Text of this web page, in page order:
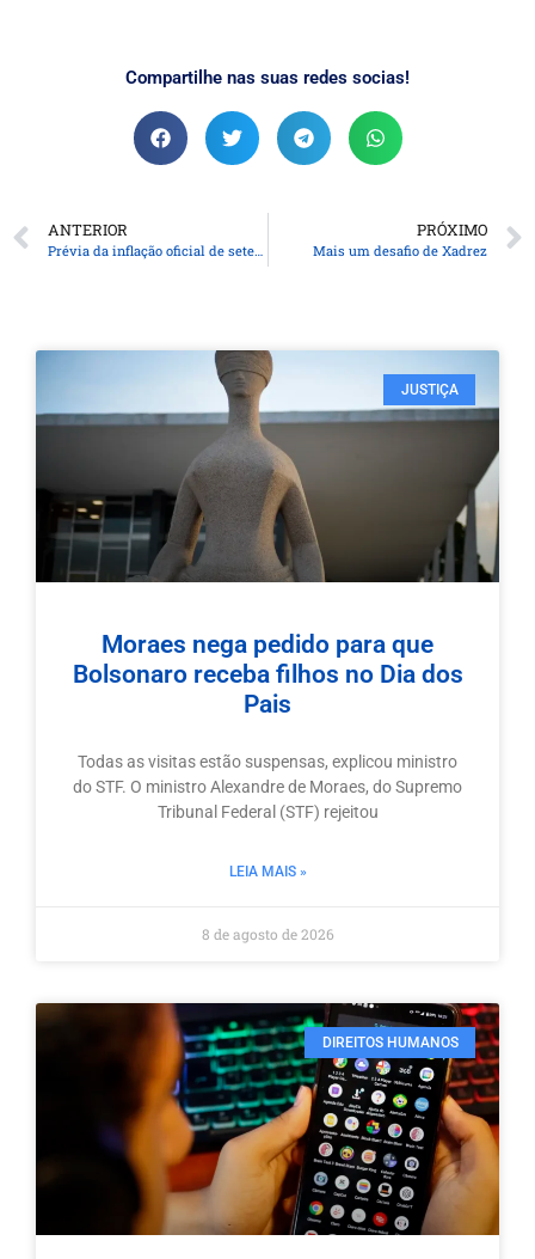
Compartilhe nas suas redes socias!
ANTERIOR
Prévia da inflação oficial de setembro fica em 0,35%, aponta IBGE
PRÓXIMO
Mais um desafio de Xadrez
JUSTIÇA
Moraes nega pedido para que
Bolsonaro receba filhos no Dia dos
Pais
Todas as visitas estão suspensas, explicou ministro
do STF. O ministro Alexandre de Moraes, do Supremo
Tribunal Federal (STF) rejeitou
LEIA MAIS »
8 de agosto de 2026
DIREITOS HUMANOS